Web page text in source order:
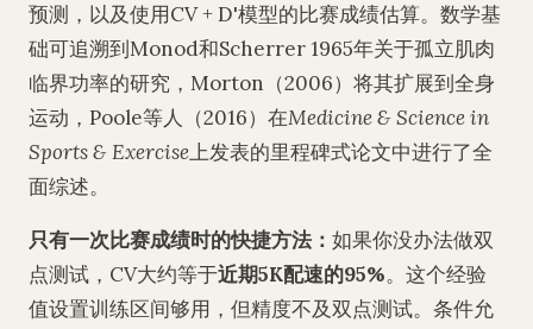
预测，以及使用CV + D'模型的比赛成绩估算。数学基
础可追溯到Monod和Scherrer 1965年关于孤立肌肉
临界功率的研究，Morton（2006）将其扩展到全身
运动，Poole等人（2016）在Medicine & Science in
Sports & Exercise上发表的里程碑式论文中进行了全
面综述。
只有一次比赛成绩时的快捷方法： 如果你没办法做双
点测试，CV大约等于近期5K配速的95%。这个经验
值设置训练区间够用，但精度不及双点测试。条件允